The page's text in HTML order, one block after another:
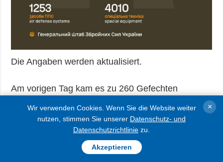
Die Angaben werden aktualisiert.
Am vorigen Tag kam es zu 260 Gefechten
zwischen den ukrainischen Truppen und
russischen Besatzern an der Front – Stand 22:00
Uhr, Samstag, 29. November.
Wir verwenden Cookies. Wenn Sie die Website weiter
nutzen, stimmen Sie unserer Datenschutz- und
Datenschutzrichtlinie zu.
Akzeptieren
×